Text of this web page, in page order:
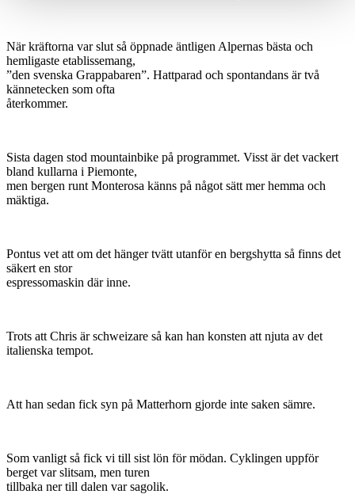
När kräftorna var slut så öppnade äntligen Alpernas bästa och
hemligaste etablissemang,
”den svenska Grappabaren”. Hattparad och spontandans är två
kännetecken som ofta
återkommer.
Sista dagen stod mountainbike på programmet. Visst är det vackert
bland kullarna i Piemonte,
men bergen runt Monterosa känns på något sätt mer hemma och
mäktiga.
Pontus vet att om det hänger tvätt utanför en bergshytta så finns det
säkert en stor
espressomaskin där inne.
Trots att Chris är schweizare så kan han konsten att njuta av det
italienska tempot.
Att han sedan fick syn på Matterhorn gjorde inte saken sämre.
Som vanligt så fick vi till sist lön för mödan. Cyklingen uppför
berget var slitsam, men turen
tillbaka ner till dalen var sagolik.